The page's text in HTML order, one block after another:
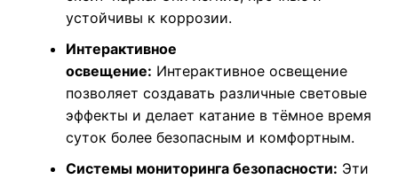
устойчивы к коррозии.
Интерактивное
освещение: Интерактивное освещение
позволяет создавать различные световые
эффекты и делает катание в тёмное время
суток более безопасным и комфортным.
Системы мониторинга безопасности: Эти